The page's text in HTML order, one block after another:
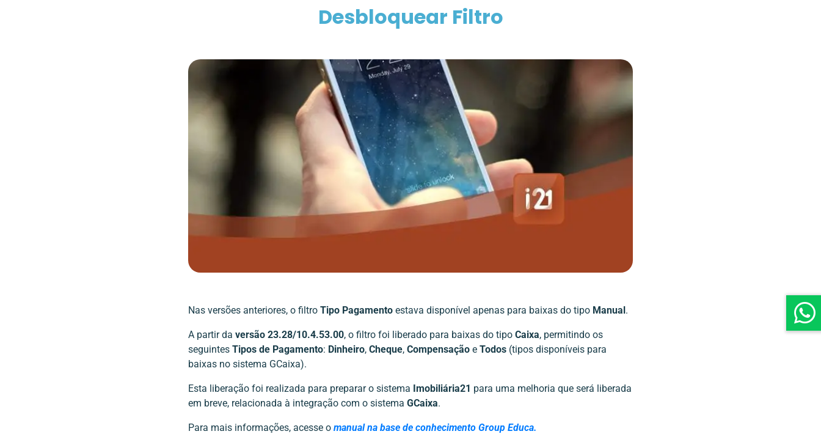
Desbloquear Filtro
Nas versões anteriores, o filtro Tipo Pagamento estava disponível apenas para baixas do tipo Manual.
A partir da versão 23.28/10.4.53.00, o filtro foi liberado para baixas do tipo Caixa, permitindo os
seguintes Tipos de Pagamento: Dinheiro, Cheque, Compensação e Todos (tipos disponíveis para
baixas no sistema GCaixa).
Esta liberação foi realizada para preparar o sistema Imobiliária21 para uma melhoria que será liberada
em breve, relacionada à integração com o sistema GCaixa.
Para mais informações, acesse o manual na base de conhecimento Group Educa.